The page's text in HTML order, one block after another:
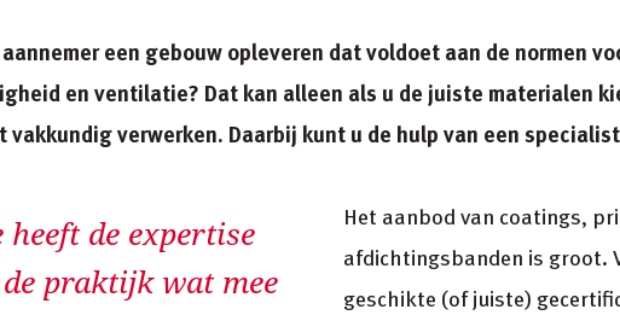
een gebouw opleveren dat voldoet aan de normen
en ventilatie? Dat kan alleen als u de juiste materialen
vakkundig verwerken. Daarbij kunt u de hulp van een
de expertise
praktijk wat mee
Het aanbod van coatings,
afdichtingsbanden is groot.
geschikte (of juiste)